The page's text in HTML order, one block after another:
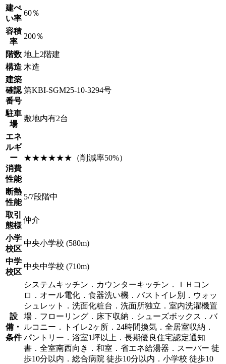
建ぺ
い率
60％
容積
率
200％
階数 地上2階建
構造 木造
建築
確認
番号
第KBI-SGM25-10-3294号
駐車
場
敷地内有2台
エネ
ルギ
ー
消費
性能
★★★★★★（削減率50%）
断熱
性能
5/7段階中
取引
態様
仲介
小学
校区
中央小学校 (580m)
中学
校区
中央中学校 (710m)
設
備・
条件
システムキッチン．カウンターキッチン．ＩＨコン
ロ．オール電化．食器洗い機．バストイレ別．ウォッ
シュレット．洗面化粧台．洗面所独立．室内洗濯機置
場．フローリング．床下収納．シューズボックス．バ
ルコニー．トイレ2ヶ所．24時間換気．全居室収納．
パントリー．浴室1坪以上．長期優良住宅認定通知
書．全室南西向き．和室．省エネ給湯器．スーパー 徒
歩10分以内．総合病院 徒歩10分以内．小学校 徒歩10